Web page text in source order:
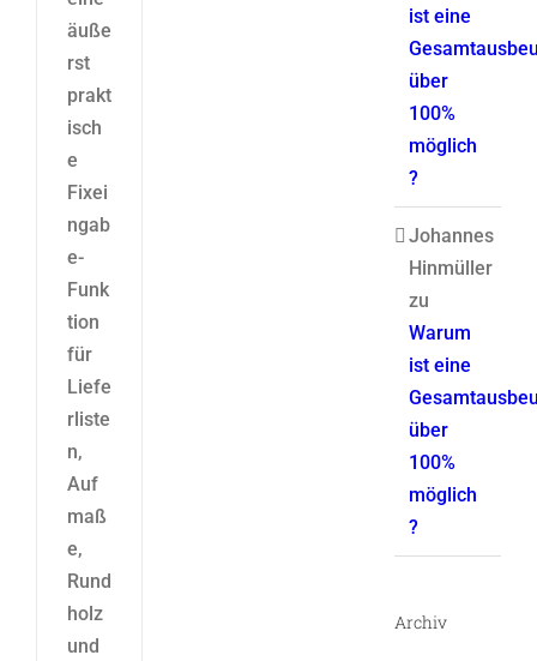
äuße
rst
prakt
isch
e
Fixei
ngab
e-
Funk
tion
für
Liefe
rliste
n,
Auf
maß
e,
Rund
holz
und
ist eine
über
100%
möglich
?
Johannes
Hinmüller
zu
Warum
ist eine
über
100%
möglich
?
Archiv